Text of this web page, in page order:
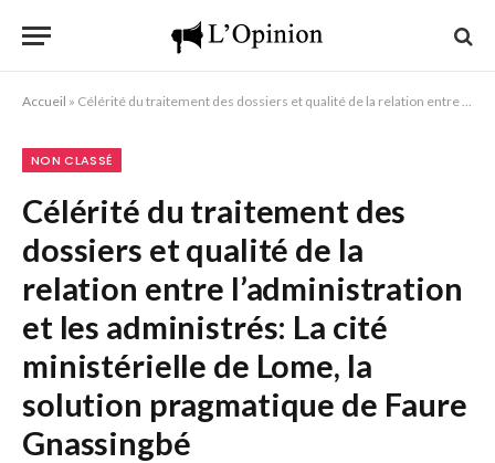
Accueil » Célérité du traitement des dossiers et qualité de la relation entre l’administration et les administrés: La cité ministérielle de Lome, la solution pragmatique de Faure Gnassingbé
NON CLASSÉ
Célérité du traitement des
dossiers et qualité de la
relation entre l’administration
et les administrés: La cité
ministérielle de Lome, la
solution pragmatique de Faure
Gnassingbé